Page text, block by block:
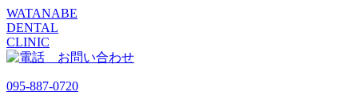
WATANABE
DENTAL
CLINIC
095-887-0720